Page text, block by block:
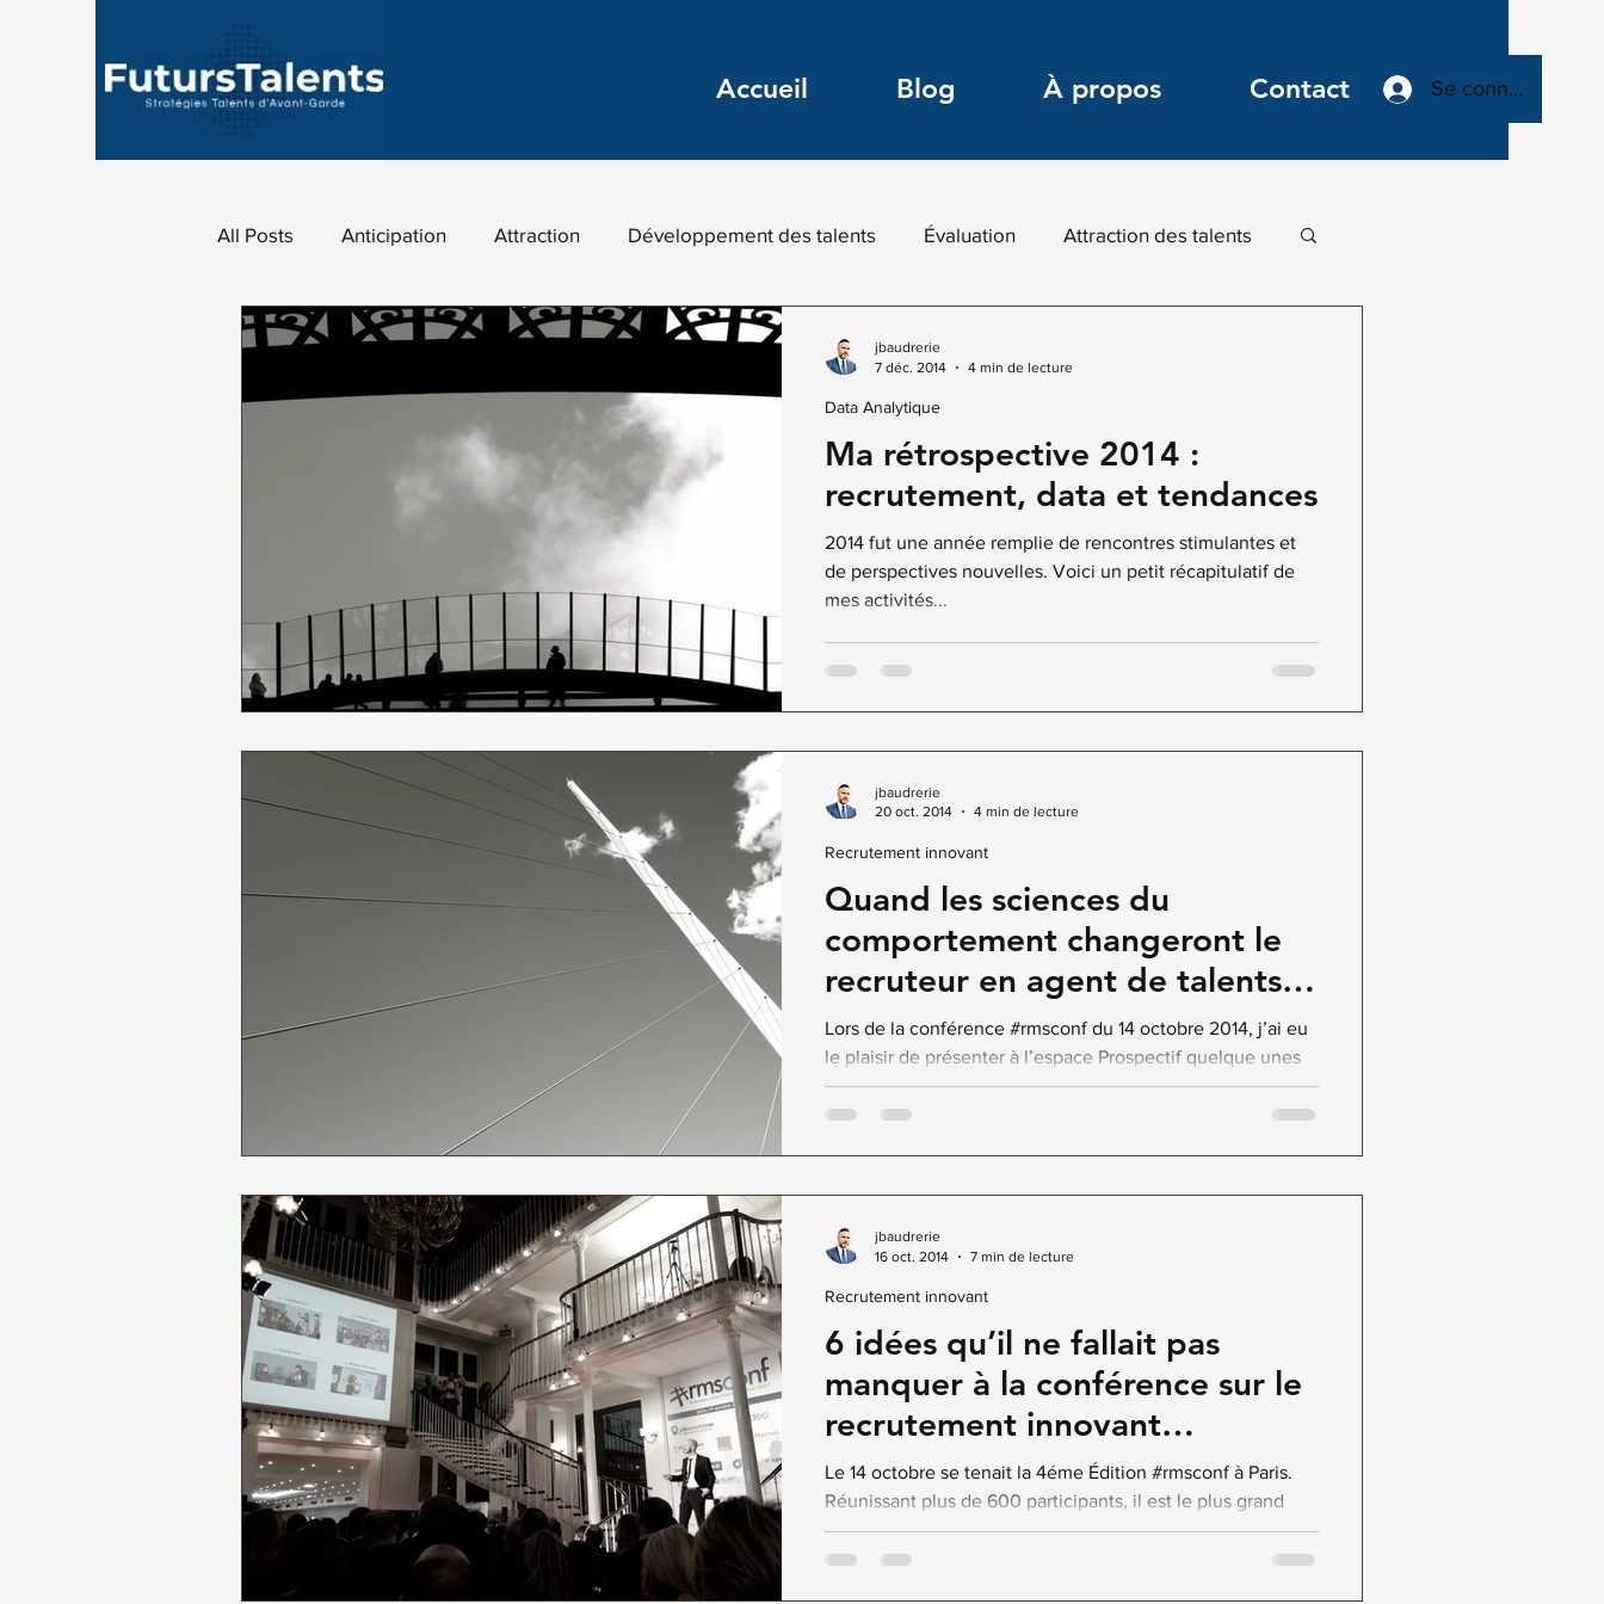
Accueil Blog À propos Contact Se connecter
All Posts Anticipation Attraction Développement des talents Évaluation Attraction des talents
Data Analytique Fidélisation HR-Tech Intelligence digitale
Marketing digital RH
Revues digitales
Stratégie Talents du futur
Ma rétrospective 2014 :
recrutement, data et tendances
2014 fut une année remplie de rencontres stimulantes et
de perspectives nouvelles. Voici un petit récapitulatif de
mes activités...
Data Analytique
jbaudrerie
7 déc. 2014
4 min de lecture
Quand les sciences du
comportement changeront le
recruteur en agent de talents…
[Slideshare]
Lors de la conférence #rmsconf du 14 octobre 2014, j’ai eu
le plaisir de présenter à l’espace Prospectif quelque unes
des prochaines...
Recrutement innovant
jbaudrerie
20 oct. 2014
4 min de lecture
6 idées qu’il ne fallait pas
manquer à la conférence sur le
recrutement innovant
#RMSConf
Le 14 octobre se tenait la 4éme Édition #rmsconf à Paris.
Réunissant plus de 600 participants, il est le plus grand
événement en France...
Recrutement innovant
jbaudrerie
16 oct. 2014
7 min de lecture